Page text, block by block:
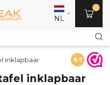
NL
0
inklapbaar 9.7
inklapbaar